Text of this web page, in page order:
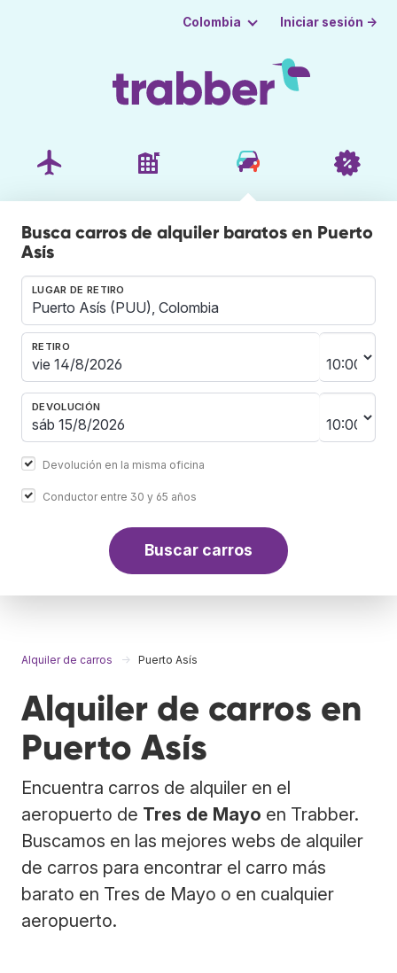
Colombia Iniciar sesión →
Busca carros de alquiler baratos en Puerto
Asís
LUGAR DE RETIRO
RETIRO
DEVOLUCIÓN
Devolución en la misma oficina
Conductor entre 30 y 65 años
Buscar carros
Alquiler de carros Puerto Asís
Alquiler de carros en
Puerto Asís
Encuentra carros de alquiler en el
aeropuerto de Tres de Mayo en Trabber.
Buscamos en las mejores webs de alquiler
de carros para encontrar el carro más
barato en Tres de Mayo o en cualquier
aeropuerto.